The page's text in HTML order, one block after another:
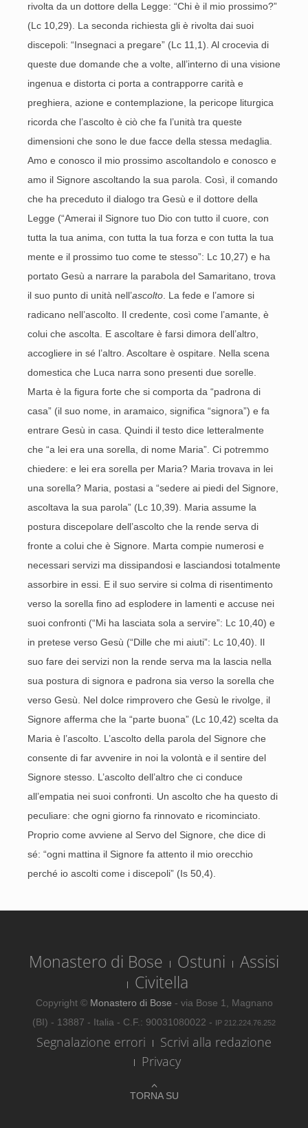
rivolta da un dottore della Legge: “Chi è il mio prossimo?”
(Lc 10,29). La seconda richiesta gli è rivolta dai suoi
discepoli: “Insegnaci a pregare” (Lc 11,1). Al crocevia di
queste due domande che a volte, all’interno di una visione
ingenua e distorta ci porta a contrapporre carità e
preghiera, azione e contemplazione, la pericope liturgica
ricorda che l’ascolto è ciò che fa l’unità tra queste
dimensioni che sono le due facce della stessa medaglia.
Amo e conosco il mio prossimo ascoltandolo e conosco e
amo il Signore ascoltando la sua parola. Così, il comando
che ha preceduto il dialogo tra Gesù e il dottore della
Legge (“Amerai il Signore tuo Dio con tutto il cuore, con
tutta la tua anima, con tutta la tua forza e con tutta la tua
mente e il prossimo tuo come te stesso”: Lc 10,27) e ha
portato Gesù a narrare la parabola del Samaritano, trova
il suo punto di unità nell’ascolto . La fede e l’amore si
radicano nell’ascolto. Il credente, così come l’amante, è
colui che ascolta. E ascoltare è farsi dimora dell’altro,
accogliere in sé l’altro. Ascoltare è ospitare. Nella scena
domestica che Luca narra sono presenti due sorelle.
Marta è la figura forte che si comporta da “padrona di
casa” (il suo nome, in aramaico, significa “signora”) e fa
entrare Gesù in casa. Quindi il testo dice letteralmente
che “a lei era una sorella, di nome Maria”. Ci potremmo
chiedere: e lei era sorella per Maria? Maria trovava in lei
una sorella? Maria, postasi a “sedere ai piedi del Signore,
ascoltava la sua parola” (Lc 10,39). Maria assume la
postura discepolare dell’ascolto che la rende serva di
fronte a colui che è Signore. Marta compie numerosi e
necessari servizi ma dissipandosi e lasciandosi totalmente
assorbire in essi. E il suo servire si colma di risentimento
verso la sorella fino ad esplodere in lamenti e accuse nei
suoi confronti (“Mi ha lasciata sola a servire”: Lc 10,40) e
in pretese verso Gesù (“Dille che mi aiuti”: Lc 10,40). Il
suo fare dei servizi non la rende serva ma la lascia nella
sua postura di signora e padrona sia verso la sorella che
verso Gesù. Nel dolce rimprovero che Gesù le rivolge, il
Signore afferma che la “parte buona” (Lc 10,42) scelta da
Maria è l’ascolto. L’ascolto della parola del Signore che
consente di far avvenire in noi la volontà e il sentire del
Signore stesso. L’ascolto dell’altro che ci conduce
all’empatia nei suoi confronti. Un ascolto che ha questo di
peculiare: che ogni giorno fa rinnovato e ricominciato.
Proprio come avviene al Servo del Signore, che dice di
sé: “ogni mattina il Signore fa attento il mio orecchio
perché io ascolti come i discepoli” (Is 50,4).
TORNA SU
Monastero di Bose Ostuni
Assisi
Civitella
Copyright © Monastero di Bose - via Bose 1, Magnano
(BI) - 13887 - Italia - C.F.: 90031080022 - IP 212.224.76.252
Segnalazione errori
Scrivi alla redazione
Privacy